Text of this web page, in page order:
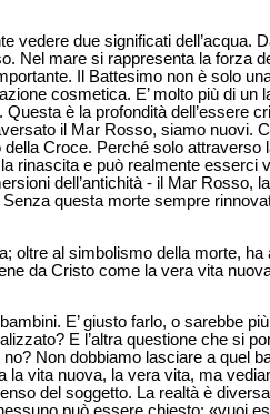
vedere due significati dell’acqua.
Nel mare si rappresenta la forza
Il Battesimo non è solo
cosmetica. E’ molto più di un
è la profondità dell’essere
il Mar Rosso, siamo nuovi.
Croce. Perché solo attraverso
rinascita e può realmente esserci
dell’antichità - il Mar Rosso,
questa morte sempre
oltre al simbolismo della morte,
da Cristo come la vera vita
E’ giusto farlo, o sarebbe
E l’altra questione che si
Non dobbiamo lasciare a quel
vita nuova, la vera vita, ma
del soggetto. La realtà è